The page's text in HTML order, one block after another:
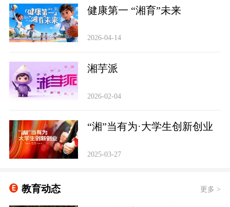
健康第一 “湘育”未来
2026-04-14
‌湘芋派
2026-02-04
“湘”当有为·大学生创新创业
2025-03-27
教育动态 更多 >